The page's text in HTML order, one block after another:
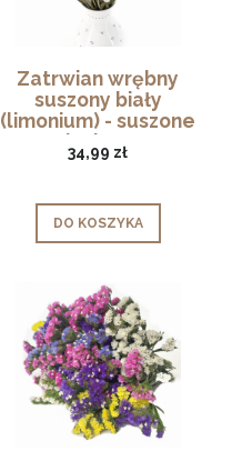
Zatrwian wrębny
suszony biały
(limonium) - suszone
kwiaty
34,99 zł
DO KOSZYKA